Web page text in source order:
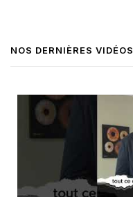
NOS DERNIÈRES VIDÉOS